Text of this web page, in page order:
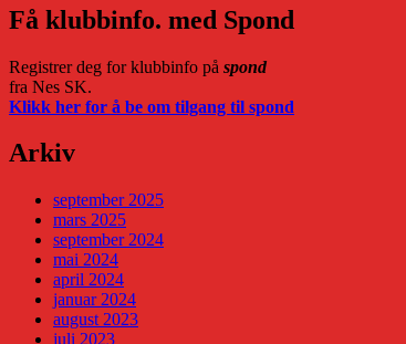
Norway
for
Få klubbinfo. med Spond
Registrer deg for klubbinfo på spond
fra Nes SK.
Klikk her for å be om tilgang til spond
Arkiv
september 2025
mars 2025
september 2024
mai 2024
april 2024
januar 2024
august 2023
juli 2023